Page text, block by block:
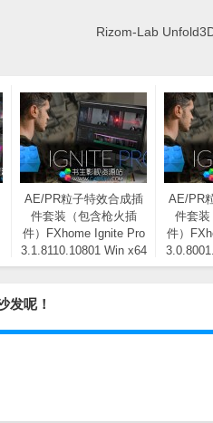
Rizom-Lab
AE/PR粒子特效合成插
件套装（包含枪火插
件）FXhome Ignite Pro
3.1.8110.10801 Win x64
一键安装版
AE/PR
件套装
件）
发呢！